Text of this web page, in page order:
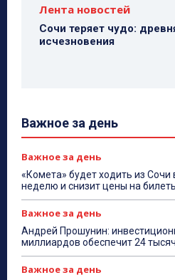
Лента новостей
Сочи теряет чудо:
исчезновения
Важное за день
Важное за день
«Комета» будет ходить из Сочи
неделю и снизит цены на
Важное за день
Андрей Прошунин:
миллиардов обеспечит 24
Важное за день